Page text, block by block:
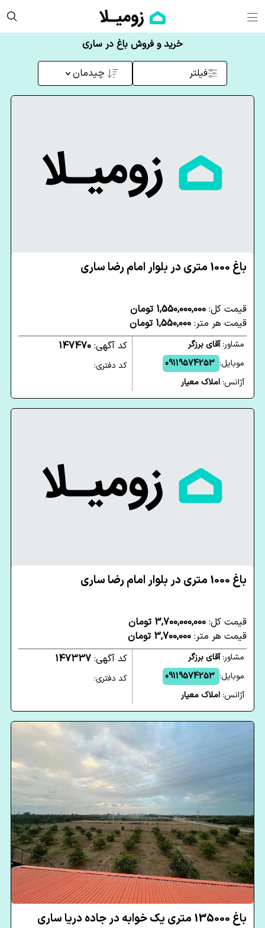
خرید و فروش باغ در ساری
فیلتر چیدمان
باغ 1000 متری در بلوار امام رضا ساری
قیمت کل: 1,550,000,000 تومان
قیمت هر متر: 1,550,000 تومان
مشاور:آقای برزگر
موبایل: 09119574253
آژانس:املاک معیار
کد آگهی: 147470
کد دفتری:
باغ 1000 متری در بلوار امام رضا ساری
قیمت کل: 3,700,000,000 تومان
قیمت هر متر: 3,700,000 تومان
مشاور:آقای برزگر
موبایل: 09119574253
آژانس:املاک معیار
کد آگهی: 147337
کد دفتری:
باغ 135000 متری یک خوابه در جاده دریا ساری